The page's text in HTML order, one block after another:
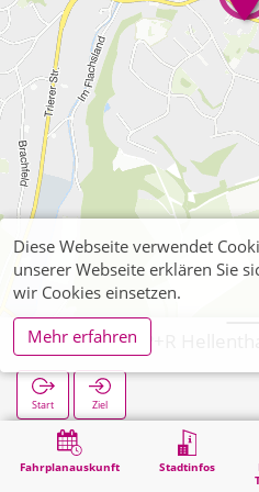
Fahrplanauskunft Stadtinfos
Start Ziel
Mobilität Hellenthal, P+R Hellenthal
Diese Webseite verwendet
unserer Webseite erklären Sie
wir Cookies einsetzen.
Mehr erfahren